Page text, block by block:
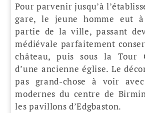
Pour parvenir jusqu’à
gare, le jeune homme eut
partie de la ville, passant
médiévale parfaitement
château, puis sous la Tour
d’une ancienne église. Le
pas grand-chose à voir
modernes du centre de
les pavillons d’Edgbaston.